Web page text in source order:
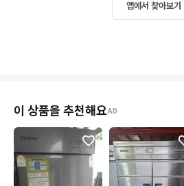
앱에서 찾아보기
이 상품을 추천해요AD